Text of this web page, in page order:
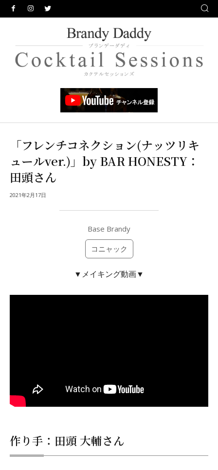
「フレンチコネクション(ナッツリキ
ュールver.)」by BAR HONESTY：
田頭さん
2021年2月17日
Base Brandy
コニャック
▼メイキング動画▼
作り手：田頭 大輔さん